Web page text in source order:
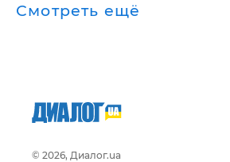
Смотреть ещё
© 2026, Диалог.ua